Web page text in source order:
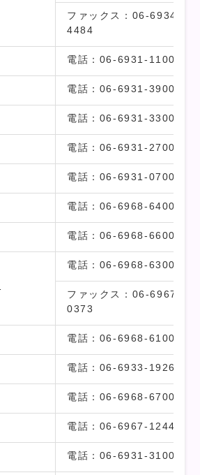
ファックス：06-6934-
4484
電話： 06-6931-1100
電話： 06-6931-3900
電話： 06-6931-3300
電話： 06-6931-2700
電話： 06-6931-0700
電話： 06-6968-6400
電話： 06-6968-6600
電話： 06-6968-6300
ファックス：06-6967-
0373
電話： 06-6968-6100
電話： 06-6933-1926
電話： 06-6968-6700
電話： 06-6967-1244
電話： 06-6931-3100